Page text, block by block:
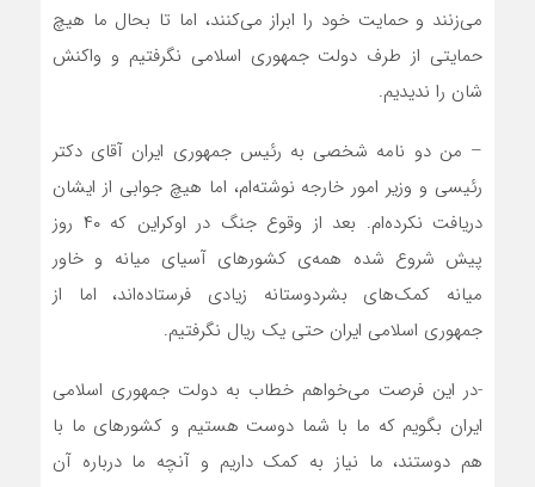
می‌زنند و حمایت خود را ابراز می‌کنند، اما تا بحال ما هیچ
حمایتی از طرف دولت جمهوری اسلامی نگرفتیم و واکنش
شان را ندیدیم.
– من دو نامه شخصی به رئیس جمهوری ایران آقای دکتر
رئیسی و وزیر امور خارجه نوشته‌ام، اما هیچ جوابی از ایشان
دریافت نکرده‌ام. بعد از وقوع جنگ در اوکراین که ۴۰ روز
پیش شروع شده همه‌ی کشور‌های آسیای میانه و خاور
میانه کمک‌های بشردوستانه زیادی فرستاده‌اند، اما از
جمهوری اسلامی ایران حتی یک ریال نگرفتیم.
-در این فرصت می‌خواهم خطاب به دولت جمهوری اسلامی
ایران بگویم که ما با شما دوست هستیم و کشور‌های ما با
هم دوستند، ما نیاز به کمک داریم و آنچه ما درباره آن